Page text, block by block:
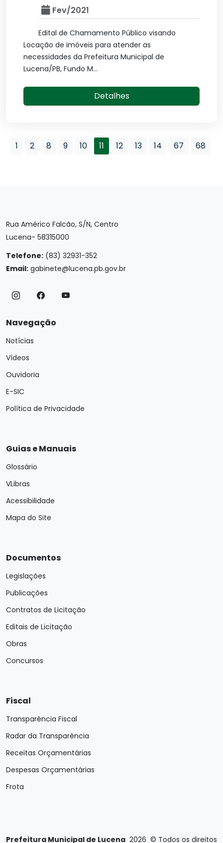
Fev/2021
Edital de Chamamento Público visando
Locação de imóveis para atender as
necessidades da Prefeitura Municipal de
Lucena/PB, Fundo M...
Detalhes
1 2 8 9 10 11 12 13 14 67 68
Rua Américo Falcão, S/N, Centro
Lucena- 58315000
Telefone: (83) 32931-352
Email: gabinete@lucena.pb.gov.br
Navegação
Notícias
Vídeos
Ouvidoria
E-SIC
Política de Privacidade
Guias e Manuais
Glossário
VLibras
Acessibilidade
Mapa do Site
Documentos
Legislações
Publicações
Contratos de Licitação
Editais de Licitação
Obras
Concursos
Fiscal
Transparência Fiscal
Radar da Transparência
Receitas Orçamentárias
Despesas Orçamentárias
Frota
Prefeitura Municipal de Lucena 2026 © Todos os direitos